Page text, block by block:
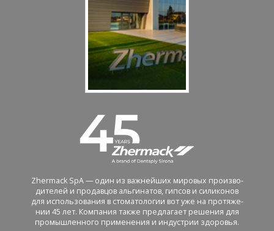
Zhermack SpA — один из важ­ней­ших ми­ро­вых про­из­во­
ди­те­лей и про­дав­цов аль­ги­на­тов, гип­сов и си­ли­ко­нов
для ис­поль­зо­ва­ния в сто­ма­то­ло­гии вот уже на про­тя­же­
нии 45 лет. Ком­па­ния также пред­ла­га­ет ре­ше­ния для
про­мыш­лен­но­го при­ме­не­ния и ин­ду­стрии здо­ро­вья.